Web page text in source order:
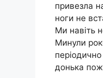
привезла
ноги не
Ми навіть
Минули
донька